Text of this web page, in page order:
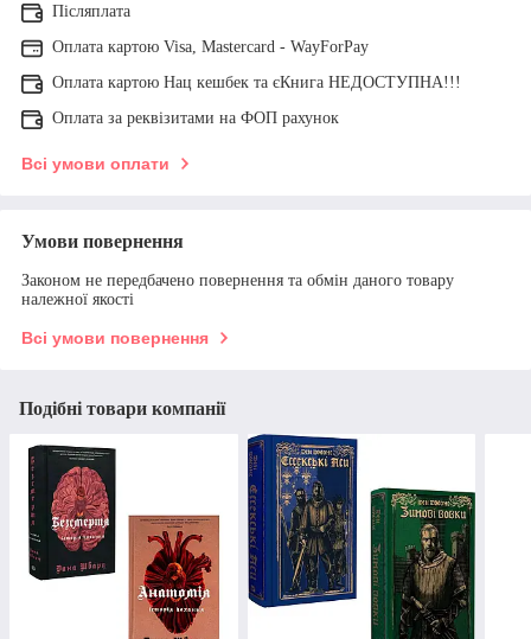
Післяплата
Оплата картою Visa, Mastercard - WayForPay
Оплата картою Нац кешбек та єКнига НЕДОСТУПНА!!!
Оплата за реквізитами на ФОП рахунок
Всі умови оплати
Умови повернення
Законом не передбачено повернення та обмін даного товару
належної якості
Всі умови повернення
Подібні товари компанії